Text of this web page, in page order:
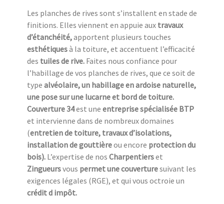
Les planches de rives sont s’installent en stade de
finitions. Elles viennent en appuie aux travaux
d’étanchéité,apportent plusieurs touches
esthétiquesà la toiture, et accentuent l’efficacité
des tuiles de rive. Faites nous confiance pour
l’habillage de vos planches de rives, que ce soit de
type alvéolaire, un habillage en ardoise naturelle,
une pose sur une lucarne et bord de toiture.
Couverture 34est une entreprise spécialisée BTP
et intervienne dans de nombreux domaines
(entretien de toiture, travaux d’isolations,
installation de gouttièreou encore protection du
bois). L’expertise de nos Charpentierset
Zingueursvous permet une couverturesuivant les
exigences légales (RGE), et qui vous octroie un
crédit d impôt.